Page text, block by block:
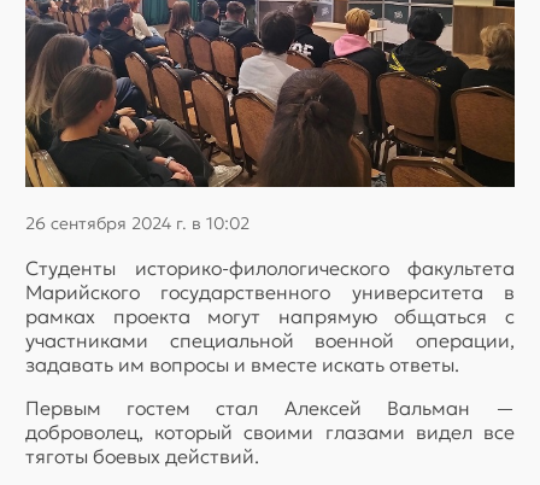
26 сентября 2024 г. в 10:02
Студенты историко-филологического факультета
Марийского государственного университета в
рамках проекта могут напрямую общаться с
участниками специальной военной операции,
задавать им вопросы и вместе искать ответы.
Первым гостем стал Алексей Вальман —
доброволец, который своими глазами видел все
тяготы боевых действий.